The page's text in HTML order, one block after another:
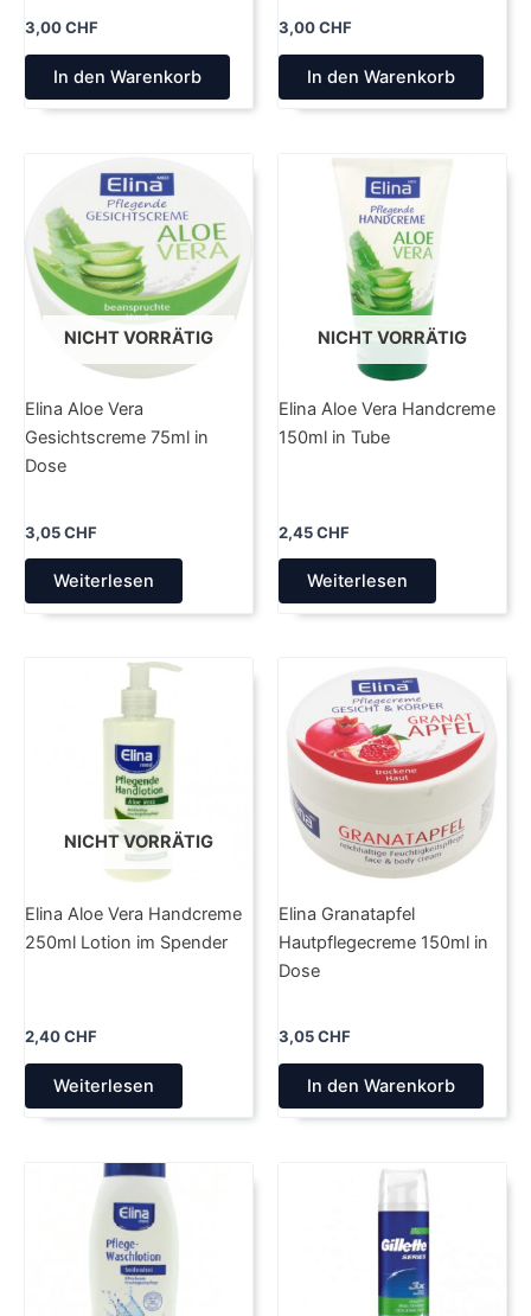
3,00CHF
In den Warenkorb
3,00CHF
In den Warenkorb
NICHT VORRÄTIG
Elina Aloe Vera
Gesichtscreme 75ml in
Dose
3,05CHF
Weiterlesen
NICHT VORRÄTIG
Elina Aloe Vera Handcreme
150ml in Tube
2,45CHF
Weiterlesen
NICHT VORRÄTIG
Elina Aloe Vera Handcreme
250ml Lotion im Spender
2,40CHF
Weiterlesen
Elina Granatapfel
Hautpflegecreme 150ml in
Dose
3,05CHF
In den Warenkorb